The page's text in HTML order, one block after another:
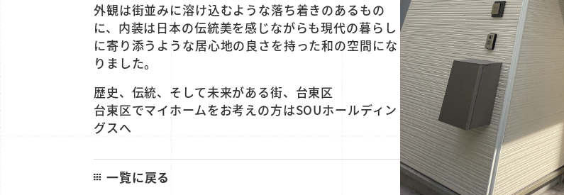
外観は街並みに溶け込むような落ち着きのあるもの
に、内装は日本の伝統美を感じながらも現代の暮らし
に寄り添うような居心地の良さを持った和の空間にな
りました。
歴史、伝統、そして未来がある街、台東区
台東区でマイホームをお考えの方はSOUホールディン
グスへ
一覧に戻る